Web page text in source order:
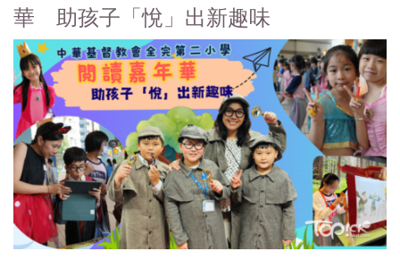
華 助孩子「悅」出新趣味